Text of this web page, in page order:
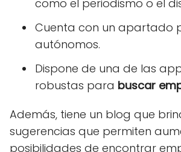
como el periodismo o el
Cuenta con un apartado
autónomos.
Dispone de una de las
robustas para buscar
Además, tiene un blog que
sugerencias que permiten
posibilidades de encontrar